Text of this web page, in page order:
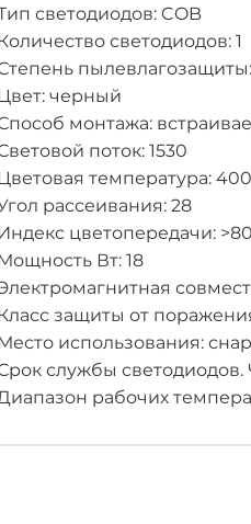
светодиодов: COB
Количество светодиодов: 1
Цвет: черный
монтажа:
поток: 1530
Цветовая температура:
рассеивания: 28
Индекс цветопередачи: >80
Мощность Вт: 18
Класс защиты от
Место использования:
службы светодиодов.
рабочих